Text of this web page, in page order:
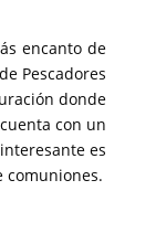
encanto de
Pescadores
donde
con un
es
comuniones.